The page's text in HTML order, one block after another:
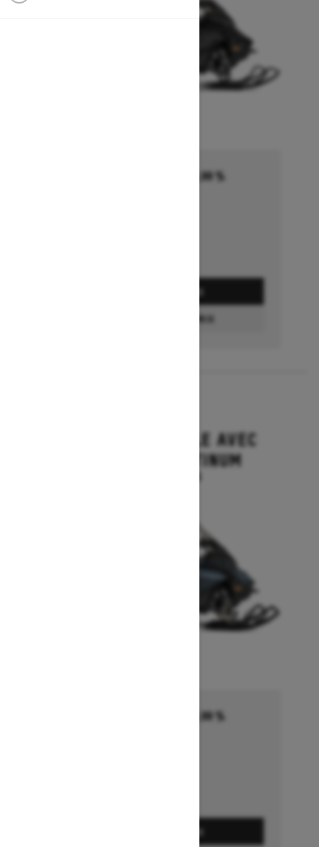
Financement commençant à 5,99 %
DEMANDEZ UN PRIX
CONFIGURATION ET PRIX
GRAND TOURING LE AVEC
ENSEMBLE PLATINUM
Financement commençant à 5,99 %
DEMANDEZ UN PRIX